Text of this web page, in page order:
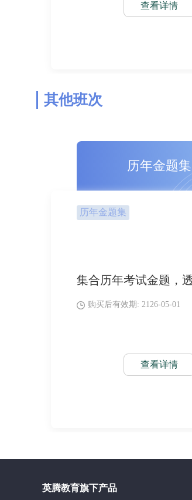
查看详情
其他班次
历年金题集
历年金题集
购买后有效期: 2126-05-01
查看详情
英腾教育旗下产品